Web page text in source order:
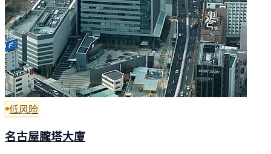
低风险
名古屋朧塔大廈